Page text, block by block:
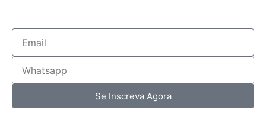
Se Inscreva Agora